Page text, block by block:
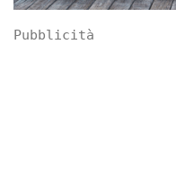
Pubblicità